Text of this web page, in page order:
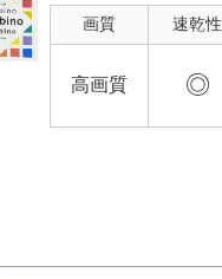
画質 速乾性
高画質 ◎